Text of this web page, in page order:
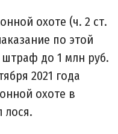
охоте (ч. 2 ст.
по этой
штраф до 1 млн руб.
2021 года
охоте в
лося.